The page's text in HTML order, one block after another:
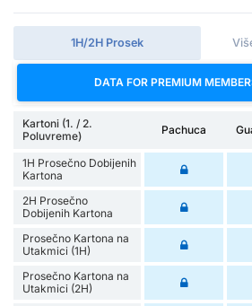
1H/2H Prosek
DATA FOR PREMIUM
Kartoni (1. / 2.
Poluvreme)
Pachuca
1H Prosečno Dobijenih
Kartona
2H Prosečno
Dobijenih Kartona
Prosečno Kartona na
Utakmici (1H)
Prosečno Kartona na
Utakmici (2H)